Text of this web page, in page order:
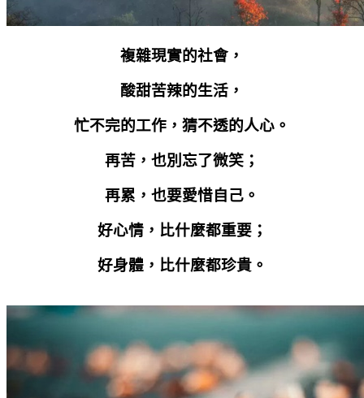
複雜現實的社會，
酸甜苦辣的生活，
忙不完的工作，猜不透的人心。
再苦，也別忘了微笑；
再累，也要愛惜自己。
好心情，比什麼都重要；
好身體，比什麼都珍貴。